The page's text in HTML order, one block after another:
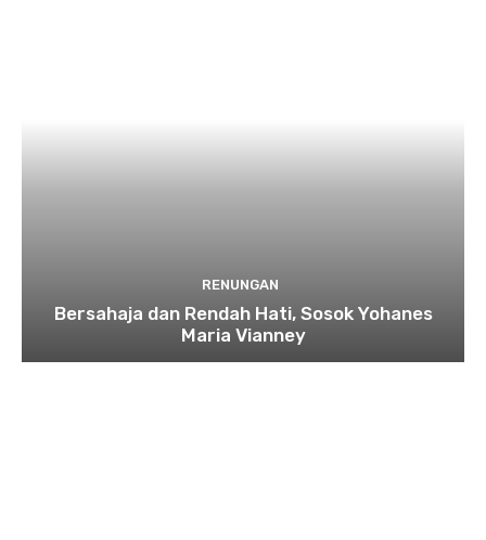
RENUNGAN
Bersahaja dan Rendah Hati, Sosok Yohanes
Maria Vianney